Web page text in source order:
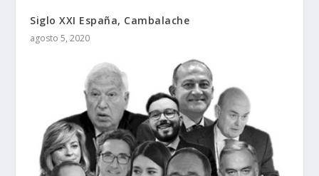
Siglo XXI España, Cambalache
agosto 5, 2020